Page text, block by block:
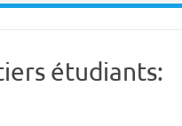
étudiants: